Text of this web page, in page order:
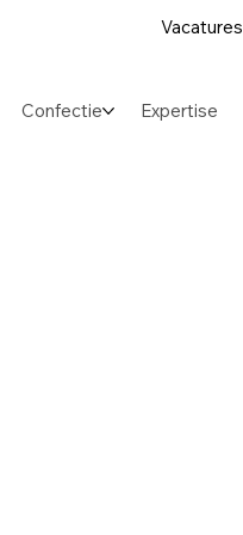
Vacatures
Confectie Expertise